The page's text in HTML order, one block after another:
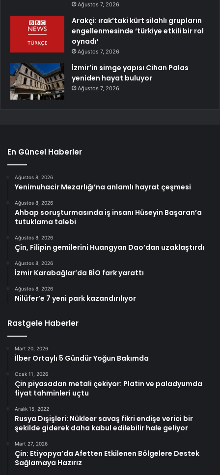
Ağustos 7, 2026
Arakçi: ırak’taki kürt silahlı grupların
engellenmesinde ‘türkiye etkili bir rol
oynadı’
Ağustos 7, 2026
İzmir’in simge yapısı Cihan Palas
yeniden hayat buluyor
Ağustos 7, 2026
En Güncel Haberler
Ağustos 8, 2026
Yenimuhacir Mezarlığı’na anlamlı hayrat çeşmesi
Ağustos 8, 2026
Ahbap soruşturmasında iş insanı Hüseyin Başaran’a
tutuklama talebi
Ağustos 8, 2026
Çin, Filipin gemilerini Huangyan Dao’dan uzaklaştırdı
Ağustos 8, 2026
İzmir Karabağlar’da BİO fark yarattı
Ağustos 8, 2026
Nilüfer’e 7 yeni park kazandırılıyor
Rastgele Haberler
Mart 20, 2026
İlber Ortaylı 5 Gündür Yoğun Bakımda
Ocak 11, 2026
Çin piyasadan metali çekiyor: Platin ve paladyumda
fiyat tahminleri uçtu
Aralık 15, 2022
Rusya Dışişleri: Nükleer savaş fikri endişe verici bir
şekilde giderek daha kabul edilebilir hale geliyor
Mart 27, 2026
Çin: Etiyopya’da Afetten Etkilenen Bölgelere Destek
Sağlamaya Hazırız